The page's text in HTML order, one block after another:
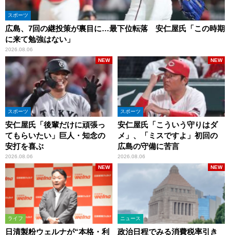
スポーツ
広島、7回の継投策が裏目に…最下位転落 安仁屋氏「この時期
に来て勉強はない」
2026.08.06
スポーツ
安仁屋氏「後輩だけに頑張っ
てもらいたい」巨人・知念の
安打を喜ぶ
2026.08.06
NEW
スポーツ
安仁屋氏「こういう守りはダ
メ」、「ミスですよ」初回の
広島の守備に苦言
2026.08.06
NEW
ライフ
日清製粉ウェルナが“本格・利
NEW
ニュース
政治日程でみる消費税率引き
NEW